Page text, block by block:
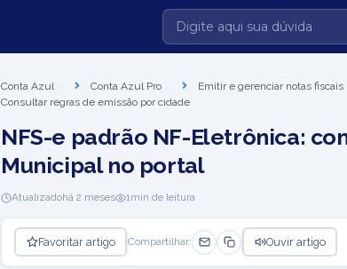
Conta Azul Conta Azul Pro Emitir e gerenciar notas fiscais
Consultar regras de emissão por cidade
NFS-e padrão NF-Eletrônica:
Municipal no portal
Atualizadohá 2 meses 1min de leitura
Favoritar artigo Compartilhar: Ouvir artigo